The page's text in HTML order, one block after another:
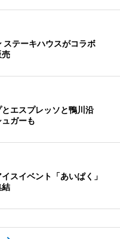
ステーキハウスがコラボ
売
エスプレッソと鴨川沿
ガーも
スイベント「あいぱく」
結